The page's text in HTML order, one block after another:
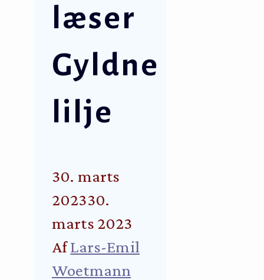
læser
Gyldne
lilje
30. marts
202330.
marts 2023
AfLars-Emil
Woetmann